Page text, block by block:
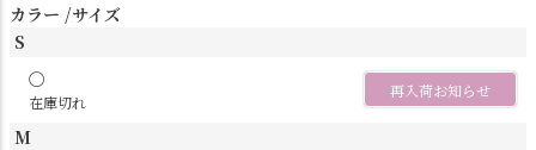
カラー サイズ
S
〇
在庫切れ
再入荷お知らせ
M